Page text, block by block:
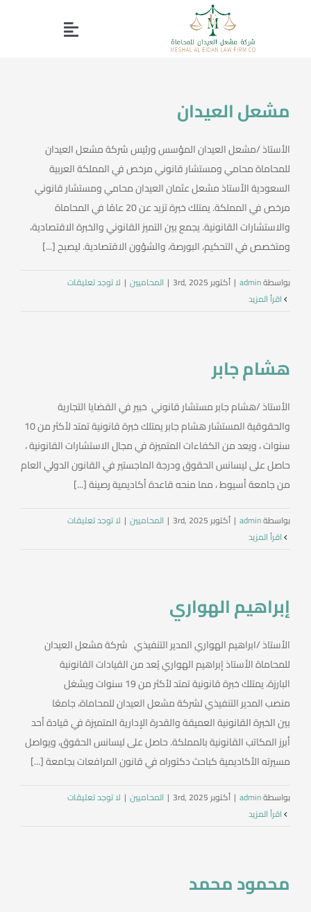
Toggle
Our Services
About Us
Working Group
Contact us
مشعل العيدان
الأستاذ /مشعل العيدان المؤسس ورئيس شركة مشعل العيدان
للمحاماة محامي ومستشار قانوني مرخص في المملكة العربية
السعودية الأستاذ مشعل عثمان العيدان محامي ومستشار قانوني
مرخص في المملكة. يمتلك خبرة تزيد عن 20 عامًا في المحاماة
والاستشارات القانونية. يجمع بين التميز القانوني والخبرة الاقتصادية،
ومتخصص في التحكيم، البورصة، والشؤون الاقتصادية. ليصبح [...]
بواسطةadmin
| أكتوبر 3rd, 2025 | المحاميين | لا توجد تعليقات
هشام جابر
الأستاذ /هشام جابر مستشار قانوني خبير في القضايا التجارية
والحقوقية المستشار هشام جابر يمتلك خبرة قانونية تمتد لأكثر من 10
سنوات ، ويعد من الكفاءات المتميزة في مجال الاستشارات القانونية ،
حاصل على ليسانس الحقوق ودرجة الماجستير في القانون الدولي العام
من جامعة أسيوط ، مما منحه قاعدة أكاديمية رصينة [...]
بواسطةadmin
| أكتوبر 3rd, 2025 | المحاميين | لا توجد تعليقات
إبراهيم الهواري
الأستاذ /ابراهيم الهواري المدير التنفيذي شركة مشعل العيدان
للمحاماة الأستاذ إبراهيم الهواري يُعد من القيادات القانونية
البارزة، يمتلك خبرة قانونية تمتد لأكثر من 19 سنوات ويشغل
منصب المدير التنفيذي لشركة مشعل العيدان للمحاماة، جامعًا
بين الخبرة القانونية العميقة والقدرة الإدارية المتميزة في قيادة أحد
أبرز المكاتب القانونية بالمملكة. حاصل على ليسانس الحقوق، ويواصل
مسيرته الأكاديمية كباحث دكتوراه في قانون المرافعات بجامعة [...]
بواسطةadmin
| أكتوبر 3rd, 2025 | المحاميين | لا توجد تعليقات
محمود محمد